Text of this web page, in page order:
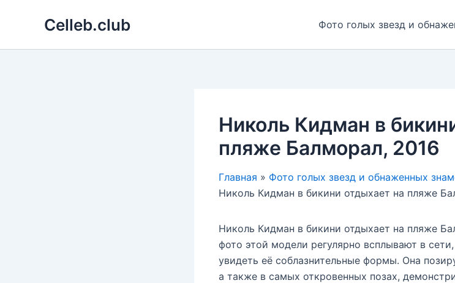
Celleb.club Фото голых звезд и
Николь Кидман в
пляже Балморал, 2016
Главная
Фото голых звезд и обнаженных
Николь Кидман в бикини отдыхает на пляже
Николь Кидман в бикини отдыхает на пляже
фото этой модели регулярно всплывают в
увидеть её соблазнительные формы. Она
а также в самых откровенных позах,